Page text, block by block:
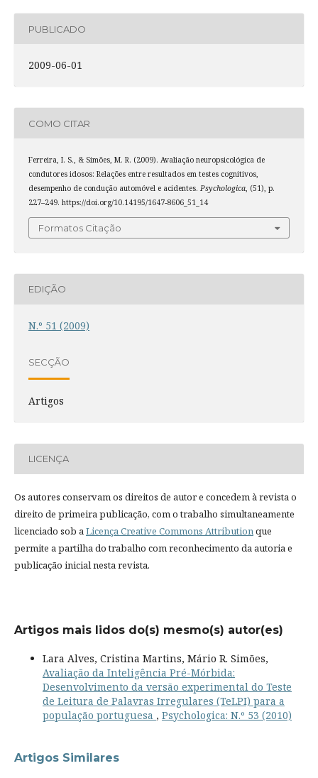
PUBLICADO
2009-06-01
COMO CITAR
Ferreira, I. S., & Simões, M. R. (2009). Avaliação neuropsicológica de
condutores idosos: Relações entre resultados em testes cognitivos,
desempenho de condução automóvel e acidentes. Psychologica, (51), p.
227–249. https://doi.org/10.14195/1647-8606_51_14
Formatos Citação
EDIÇÃO
N.º 51 (2009)
SECÇÃO
Artigos
LICENÇA
Os autores conservam os direitos de autor e concedem à revista o
direito de primeira publicação, com o trabalho simultaneamente
licenciado sob aLicença Creative Commons Attributionque
permite a partilha do trabalho com reconhecimento da autoria e
publicação inicial nesta revista.
Artigos mais lidos do(s) mesmo(s) autor(es)
Lara Alves, Cristina Martins, Mário R. Simões,
Avaliação da Inteligência Pré-Mórbida:
Desenvolvimento da versão experimental do Teste
de Leitura de Palavras Irregulares (TeLPI) para a
população portuguesa , Psychologica: N.º 53 (2010)
Artigos Similares